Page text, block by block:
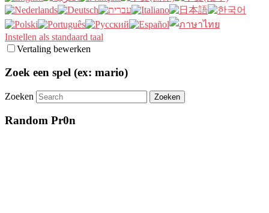
Instellen als standaard taal
Vertaling bewerken
Zoek een spel (ex: mario)
Zoeken
Random Pr0n